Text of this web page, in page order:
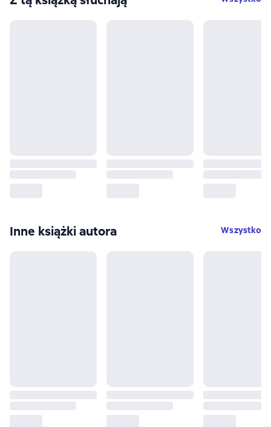
Inne książki autora Wszystko